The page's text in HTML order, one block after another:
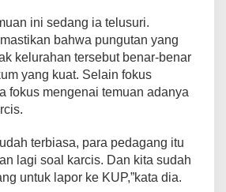
T
a
n
p
a
r
i
s
ini sedang ia telusuri.
bahwa pungutan yang
kelurahan tersebut benar-benar
yang kuat. Selain fokus
fokus mengenai temuan adanya
terbiasa, para pedagang itu
lagi soal karcis. Dan kita sudah
untuk lapor ke KUP,”kata dia.